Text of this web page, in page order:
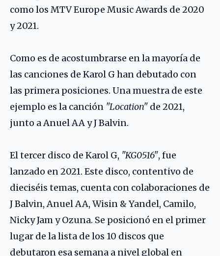
como los MTV Europe Music Awards de 2020
y 2021.
Como es de acostumbrarse en la mayoría de
las canciones de Karol G han debutado con
las primera posiciones. Una muestra de este
ejemplo es la canción "Location" de 2021,
junto a Anuel AA y J Balvin.
El tercer disco de Karol G, "KG0516", fue
lanzado en 2021. Este disco, contentivo de
dieciséis temas, cuenta con colaboraciones de
J Balvin, Anuel AA, Wisin & Yandel, Camilo,
Nicky Jam y Ozuna. Se posicionó en el primer
lugar de la lista de los 10 discos que
debutaron esa semana a nivel global en